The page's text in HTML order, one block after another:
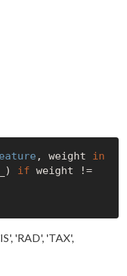
, weight in
if
weight !=
'RAD', 'TAX',